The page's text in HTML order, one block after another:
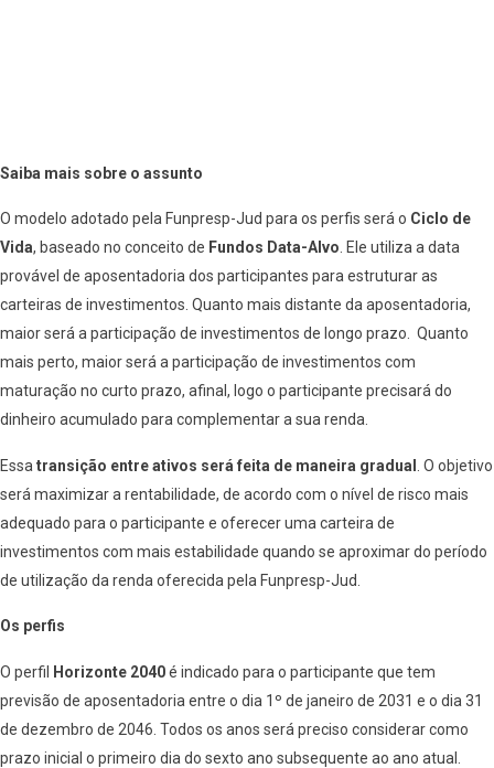
Saiba mais sobre o assunto
O modelo adotado pela Funpresp-Jud para os perfis será o Ciclo de
Vida, baseado no conceito de Fundos Data-Alvo. Ele utiliza a data
provável de aposentadoria dos participantes para estruturar as
carteiras de investimentos. Quanto mais distante da aposentadoria,
maior será a participação de investimentos de longo prazo. Quanto
mais perto, maior será a participação de investimentos com
maturação no curto prazo, afinal, logo o participante precisará do
dinheiro acumulado para complementar a sua renda.
Essa transição entre ativos será feita de maneira gradual
. O objetivo
será maximizar a rentabilidade, de acordo com o nível de risco mais
adequado para o participante e oferecer uma carteira de
investimentos com mais estabilidade quando se aproximar do período
de utilização da renda oferecida pela Funpresp-Jud.
Os perfis
O perfil Horizonte 2040é indicado para o participante que tem
previsão de aposentadoria entre o dia 1º de janeiro de 2031 e o dia 31
de dezembro de 2046. Todos os anos será preciso considerar como
prazo inicial o primeiro dia do sexto ano subsequente ao ano atual.